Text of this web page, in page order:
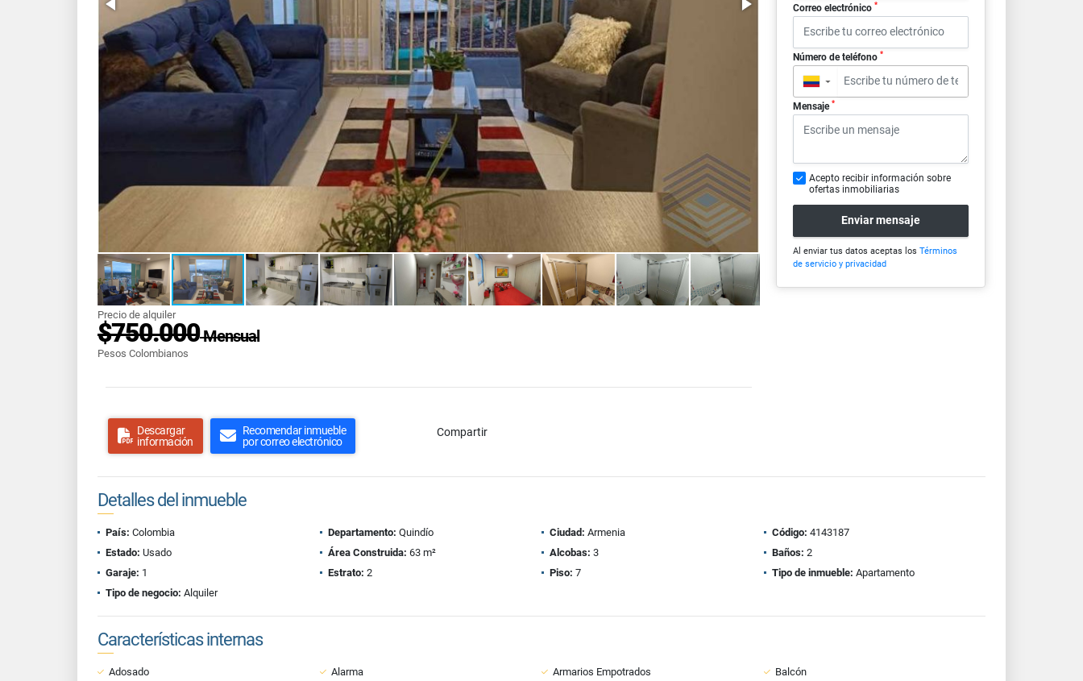
Precio de alquiler
$750.000Mensual
Pesos Colombianos
Descargar
información
Recomendar inmueble
por correo electrónico
Compartir
Correo electrónico *
Número de teléfono *
▼
Mensaje *
Acepto recibir información sobre
ofertas inmobiliarias
Enviar mensaje
Al enviar tus datos aceptas los Términos
de servicio y privacidad
Detalles del inmueble
País: Colombia Departamento: Quindío Ciudad: Armenia Código: 4143187
Estado: Usado Área Construida: 63 m² Alcobas: 3 Baños: 2
Garaje: 1 Estrato: 2 Piso: 7 Tipo de inmueble: Apartamento
Tipo de negocio: Alquiler
Características internas
Adosado Alarma Armarios Empotrados
Balcón